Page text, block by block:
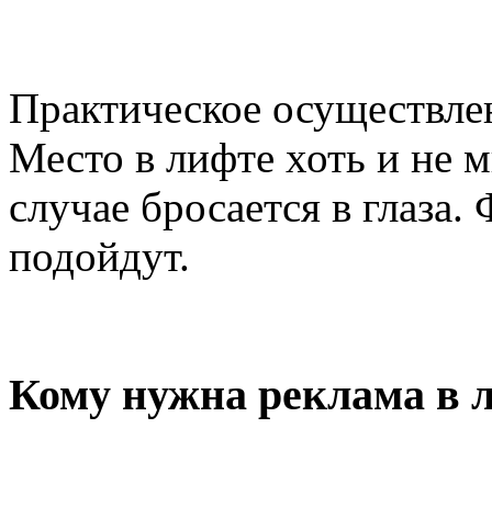
Практическое
Место в лифте хоть и не
случае бросается в
подойдут.
Кому нужна реклама в